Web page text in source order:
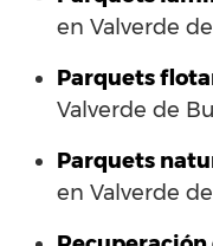
en Valverde
Parquets
Valverde de
Parquets
en Valverde